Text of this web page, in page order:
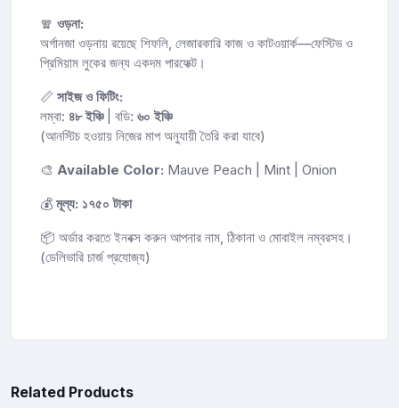
🧣 ওড়না:
অর্গানজা ওড়নায় রয়েছে শিফলি, লেজারকারি কাজ ও কাটওয়ার্ক—ফেস্টিভ ও
প্রিমিয়াম লুকের জন্য একদম পারফেক্ট।
📏 সাইজ ও ফিটিং:
লম্বা: ৪৮ ইঞ্চি| বডি: ৬০ ইঞ্চি
(আনস্টিচ হওয়ায় নিজের মাপ অনুযায়ী তৈরি করা যাবে)
🎨 Available Color: Mauve Peach | Mint | Onion
💰 মূল্য: ১৭৫০ টাকা
📦 অর্ডার করতে ইনবক্স করুন আপনার নাম, ঠিকানা ও মোবাইল নম্বরসহ।
(ডেলিভারি চার্জ প্রযোজ্য)
Related Products